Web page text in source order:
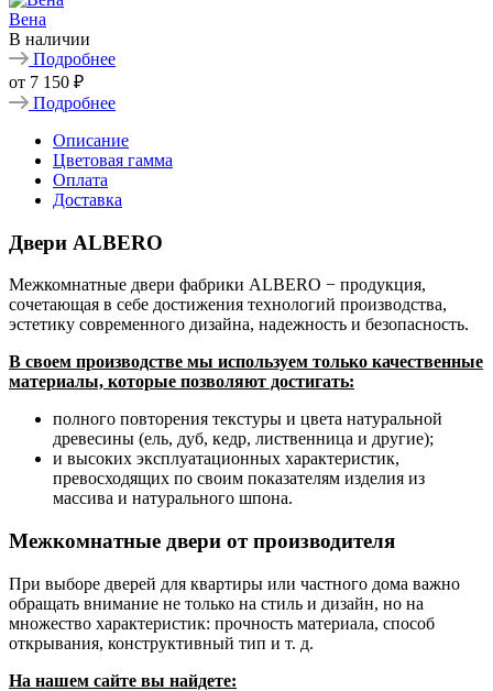
Вена
В наличии
Подробнее
от 7 150 ₽
Подробнее
Описание
Цветовая гамма
Оплата
Доставка
Двери ALBERO
Межкомнатные двери фабрики ALBERO − продукция,
сочетающая в себе достижения технологий производства,
эстетику современного дизайна, надежность и безопасность.
В своем производстве мы используем только качественные
материалы, которые позволяют достигать:
полного повторения текстуры и цвета натуральной
древесины (ель, дуб, кедр, лиственница и другие);
и высоких эксплуатационных характеристик,
превосходящих по своим показателям изделия из
массива и натурального шпона.
Межкомнатные двери от производителя
При выборе дверей для квартиры или частного дома важно
обращать внимание не только на стиль и дизайн, но на
множество характеристик: прочность материала, способ
открывания, конструктивный тип и т. д.
На нашем сайте вы найдете: